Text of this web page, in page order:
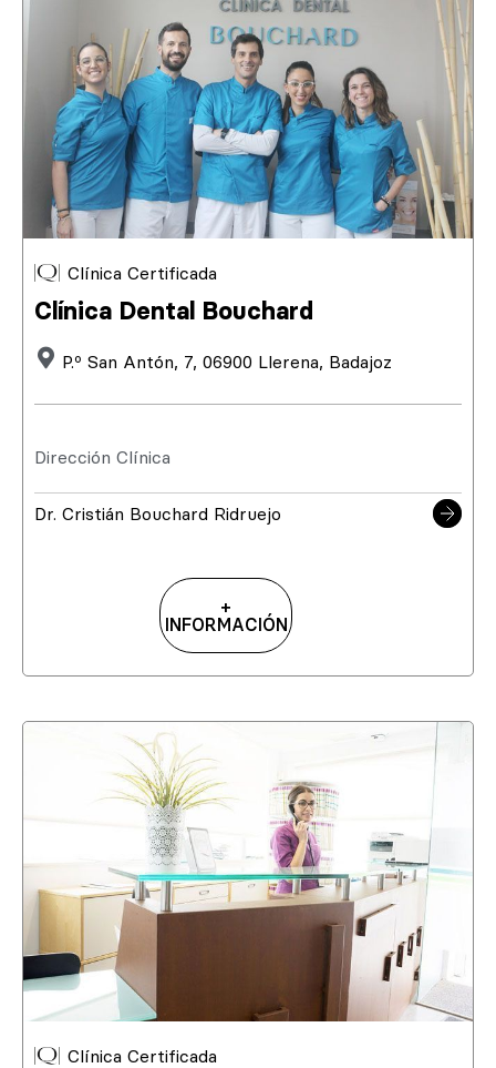
Clínica Certificada
Clínica Dental Bouchard
P.º San Antón, 7, 06900 Llerena, Badajoz
Dirección Clínica
Dr. Cristián Bouchard Ridruejo
+
INFORMACIÓN
Clínica Certificada